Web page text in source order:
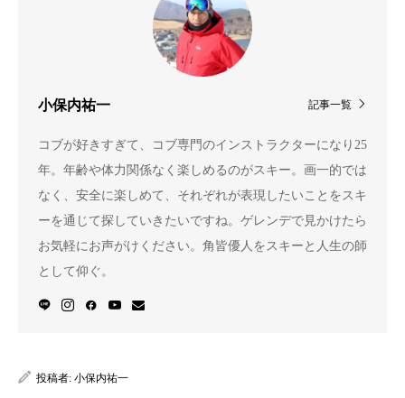
記事一覧
小保内祐一
コブが好きすぎて、コブ専門のインストラクターになり25
年。年齢や体力関係なく楽しめるのがスキー。画一的では
なく、安全に楽しめて、それぞれが表現したいことをスキ
ーを通じて探していきたいですね。ゲレンデで見かけたら
お気軽にお声がけください。角皆優人をスキーと人生の師
として仰ぐ。
投稿者: 小保内祐一